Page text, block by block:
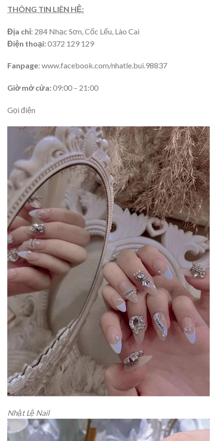
THÔNG TIN LIÊN HỆ:
Địa chỉ: 284 Nhạc Sơn, Cốc Lếu, Lào Cai
Điện thoại:0372 129 129
Fanpage: www.facebook.com/nhatle.bui.98837
Giờ mở cửa:09:00 – 21:00
Gọi điện
Nhật Lệ Nail